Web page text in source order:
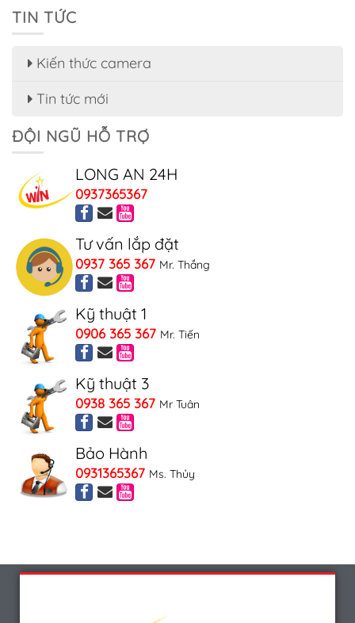
TIN TỨC
Kiến thức camera
Tin tức mới
ĐỘI NGŨ HỖ TRỢ
LONG AN 24H
0937365367
Tư vấn lắp đặt
0937 365 367 Mr. Thắng
Kỹ thuật 1
0906 365 367 Mr. Tiến
Kỹ thuật 3
0938 365 367 Mr Tuân
Bảo Hành
0931365367 Ms. Thủy